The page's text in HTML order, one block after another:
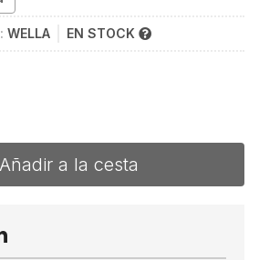
WELLA EN STOCK
Añadir a la cesta